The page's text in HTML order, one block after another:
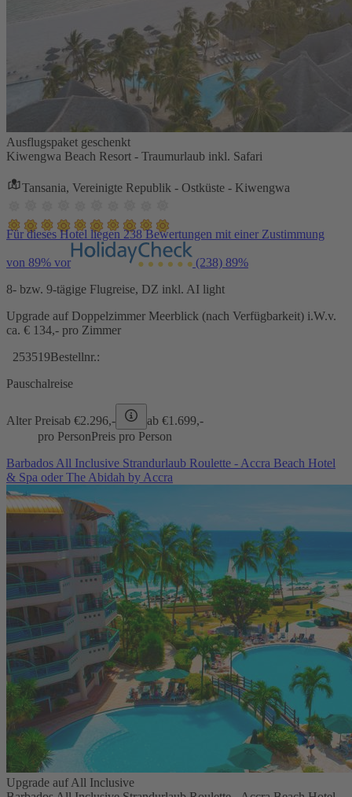
Ausflugspaket geschenkt
Kiwengwa Beach Resort - Traumurlaub inkl. Safari
Tansania, Vereinigte Republik - Ostküste - Kiwengwa
Für dieses Hotel liegen 238 Bewertungen mit einer Zustimmung
von 89% vor (238) 89%
8- bzw. 9-tägige Flugreise, DZ inkl. AI light
Upgrade auf Doppelzimmer Meerblick (nach Verfügbarkeit) i.W.v.
ca. € 134,- pro Zimmer
253519Bestellnr.:
Pauschalreise
Alter Preisab €2.296,- ab €1.699,-
pro PersonPreis pro Person
Barbados All Inclusive Strandurlaub Roulette - Accra Beach Hotel
& Spa oder The Abidah by Accra
Upgrade auf All Inclusive